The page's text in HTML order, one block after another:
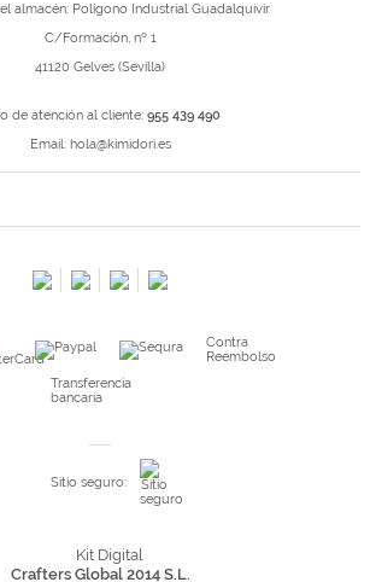
almacén: Polígono Industrial Guadalquivir
C/Formación, nº 1
41120 Gelves (Sevilla)
de atención al cliente: 955 439 490
Email: hola@kimidori.es
servicio de impresión de fotos
Contra
Reembolso
Transferencia
bancaria
Sitio seguro:
Crafters Global 2014 S.L.